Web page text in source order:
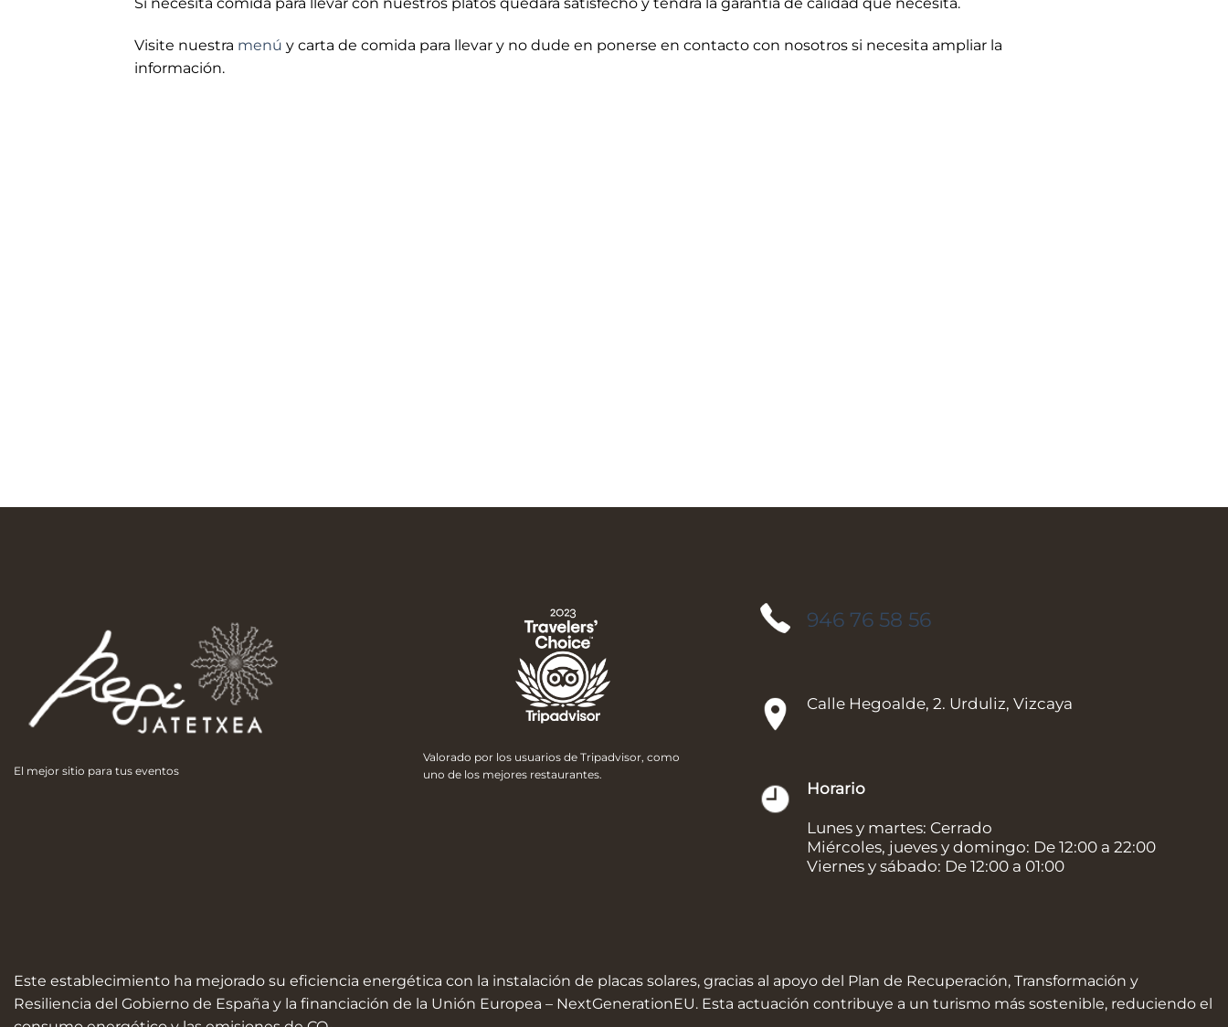
Visite nuestra menú y carta de comida para llevar y no dude en ponerse en contacto con nosotros si necesita ampliar la
información.
El mejor sitio para tus eventos
Valorado por los usuarios de Tripadvisor, como
uno de los mejores restaurantes.
946 76 58 56
Calle Hegoalde, 2. Urduliz, Vizcaya
Horario
Lunes y martes: Cerrado
Miércoles, jueves y domingo: De 12:00 a 22:00
Viernes y sábado: De 12:00 a 01:00
Este establecimiento ha mejorado su eficiencia energética con la instalación de placas solares, gracias al apoyo del Plan de Recuperación, Transformación y
Resiliencia del Gobierno de España y la financiación de la Unión Europea – NextGenerationEU. Esta actuación contribuye a un turismo más sostenible, reduciendo el